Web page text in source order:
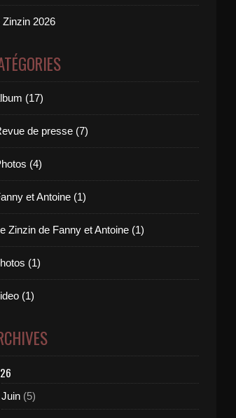
Zinzin 2026
(17)
de presse (7)
(4)
et Antoine (1)
Zinzin de Fanny et Antoine (1)
(1)
(1)
Juin (5)